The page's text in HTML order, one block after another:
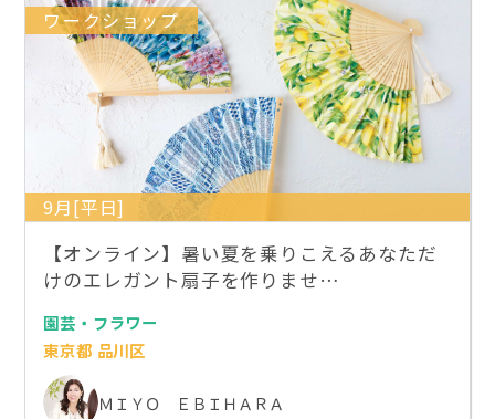
ワークショップ
9月[平日]
【オンライン】暑い夏を乗りこえるあなただ
けのエレガント扇子を作りませ…
園芸・フラワー
東京都 品川区
ＭＩＹＯ ＥＢＩＨＡＲＡ